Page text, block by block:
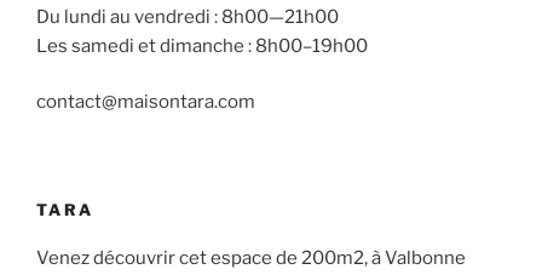
Du lundi au vendredi : 8h00—21h00
Les samedi et dimanche : 8h00–19h00
contact@maisontara.com
TARA
Venez découvrir cet espace de 200m2, à Valbonne